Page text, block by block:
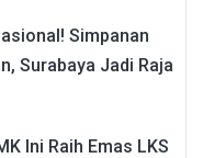
Simpanan
Surabaya Jadi Raja
Ini Raih Emas LKS